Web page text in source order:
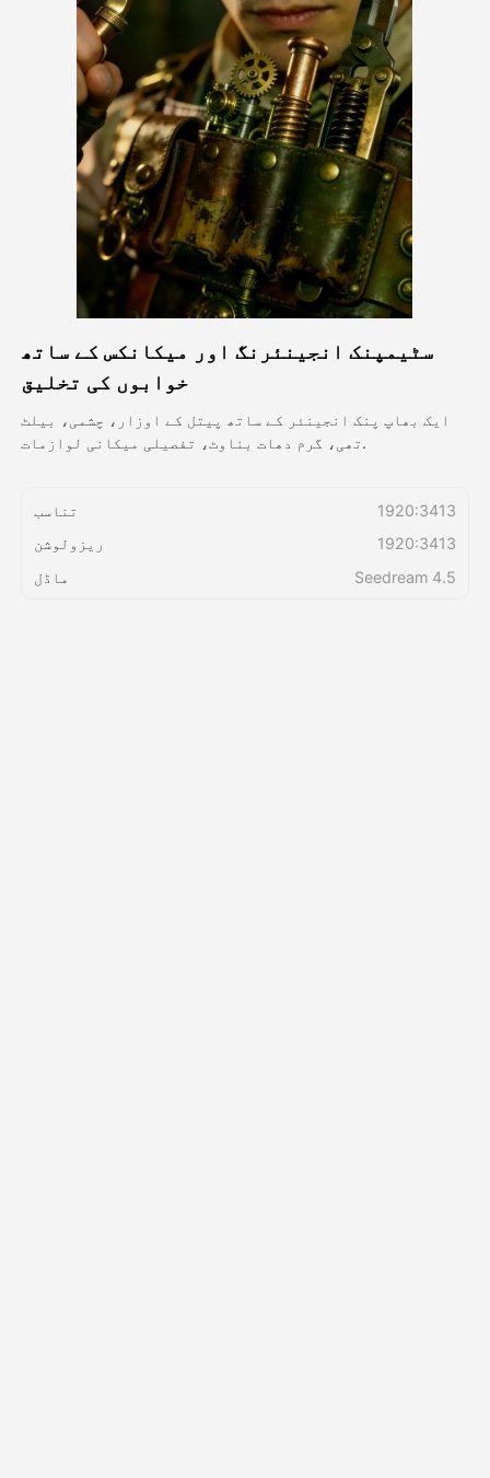
اویٹار ویڈیو
اے ویڈیو
اے فوٹو
دیگر اوزار
تمام ٹیمپلیٹس دیکھیں
گیلری
بلاگ
قیمتوں کی فہرست
سٹیمپنک انجینئرنگ اور میکانکس کے ساتھ
خوابوں کی تخلیق
ایک بھاپ پنک انجینئر کے ساتھ پیتل کے اوزار، چشمی، بیلٹ
تھی، گرم دھات بناوٹ، تفصیلی میکانی لوازمات.
تناسب
1920:3413
ریزولوشن
1920:3413
ماڈل
Seedream 4.5